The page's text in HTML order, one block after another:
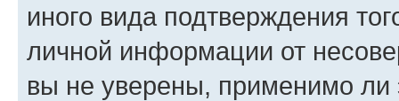
иного вида подтверждения
личной информации от
вы не уверены, применимо ли